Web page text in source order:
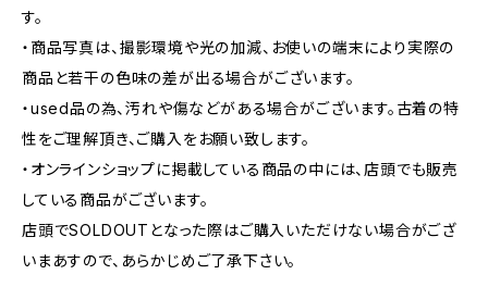
す。
・商品写真は、撮影環境や光の加減、お使いの端末により実際の
商品と若干の色味の差が出る場合がございます。
・used品の為、汚れや傷などがある場合がございます。古着の特
性をご理解頂き、ご購入をお願い致します。
・オンラインショップに掲載している商品の中には、店頭でも販売
している商品がございます。
店頭でSOLDOUTとなった際はご購入いただけない場合がござ
いまあすので、あらかじめご了承下さい。